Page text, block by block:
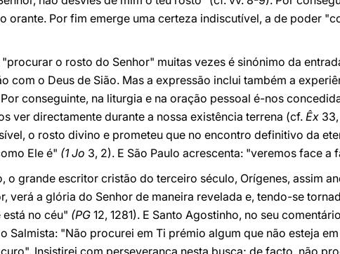
orante. Por fim emerge uma certeza indiscutível, a de poder
o rosto do Senhor" muitas vezes é sinónimo da
com o Deus de Sião. Mas a expressão inclui também a
conseguinte, na liturgia e na oração pessoal é-nos
ver directamente durante a nossa existência terrena (cf. Êx
o rosto divino e prometeu que no encontro definitivo da
Ele é" (1 Jo 3, 2). E São Paulo acrescenta: "veremos face a
o grande escritor cristão do terceiro século, Orígenes, assim
verá a glória do Senhor de maneira revelada e, tendo-se
no céu" (PG 12, 1281). E Santo Agostinho, no seu
Salmista: "Não procurei em Ti prémio algum que não esteja
Insistirei com perseverança nesta busca; de facto, não